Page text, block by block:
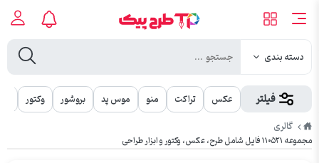
دسته بندی
فیلتر عکس تراکت منو موس پد بروشور وکتور
طرح
پیک
گالری
مجموعه ۱۱۰۵۲۱ فایل شامل طرح، عکس، وکتور و ابزار طراحی